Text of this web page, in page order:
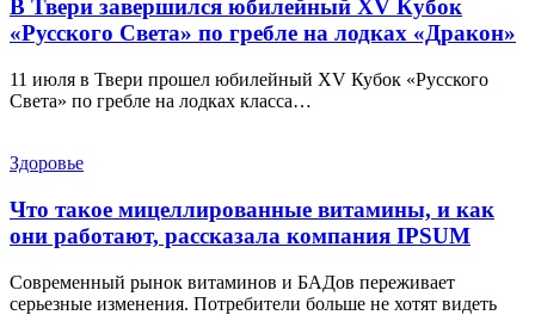
В Твери завершился юбилейный XV Кубок
«Русского Света» по гребле на лодках «Дракон»
11 июля в Твери прошел юбилейный XV Кубок «Русского
Света» по гребле на лодках класса…
Здоровье
Что такое мицеллированные витамины, и как
они работают, рассказала компания IPSUM
Современный рынок витаминов и БАДов переживает
серьезные изменения. Потребители больше не хотят видеть